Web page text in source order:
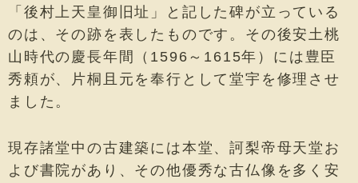
「後村上天皇御旧址」と記した碑が立っている
のは、その跡を表したものです。その後安土桃
山時代の慶長年間（1596～1615年）には豊臣
秀頼が、片桐且元を奉行として堂宇を修理させ
ました。
現存諸堂中の古建築には本堂、訶梨帝母天堂お
よび書院があり、その他優秀な古仏像を多く安